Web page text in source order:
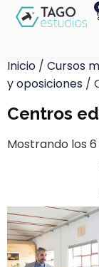
Inicio / Cursos
y oposiciones /
Centros
Mostrando los